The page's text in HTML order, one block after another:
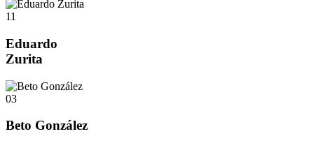
11
Eduardo
Zurita
03
Beto González